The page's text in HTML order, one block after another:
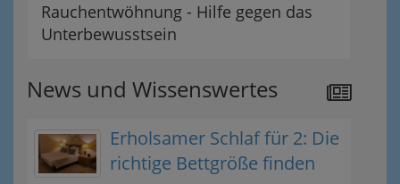
Rauchentwöhnung - Hilfe gegen das
Unterbewusstsein
News und Wissenswertes
Erholsamer Schlaf für 2: Die
richtige Bettgröße finden